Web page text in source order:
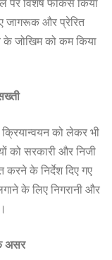
जागरूक और प्रेरित
के जोखिम को कम किया
को लेकर भी
को सरकारी और निजी
करने के निर्देश दिए गए
के लिए निगरानी और
असर